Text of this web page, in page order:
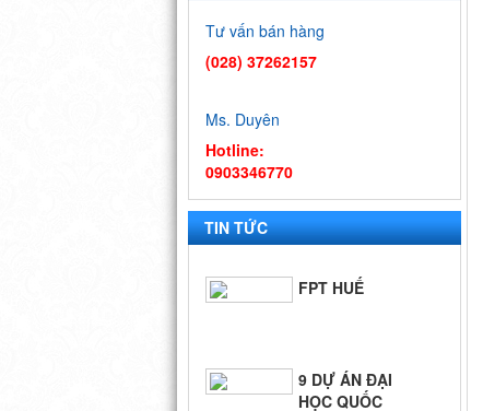
Tư vấn bán hàng
(028) 37262157
Ms. Duyên
Hotline:
0903346770
TIN TỨC
GIA - TP.HCM
TRĂNG
HỌC QUỐC
GIA - TP.HCM